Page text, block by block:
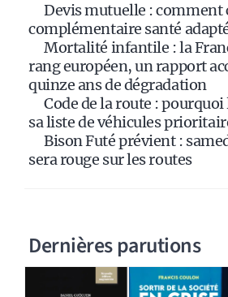
Devis mutuelle : comment
complémentaire santé
Mortalité infantile : la
rang européen, un rapport
quinze ans de dégradation
Code de la route :
sa liste de véhicules
Bison Futé prévient :
sera rouge sur les routes
Dernières parutions